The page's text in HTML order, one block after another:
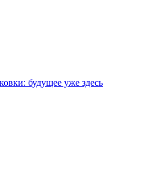
будущее уже здесь